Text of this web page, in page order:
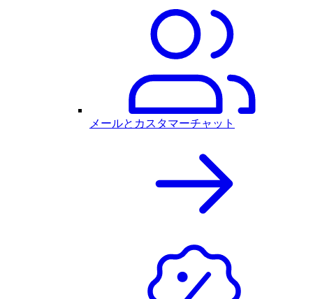
メールとカスタマーチャット